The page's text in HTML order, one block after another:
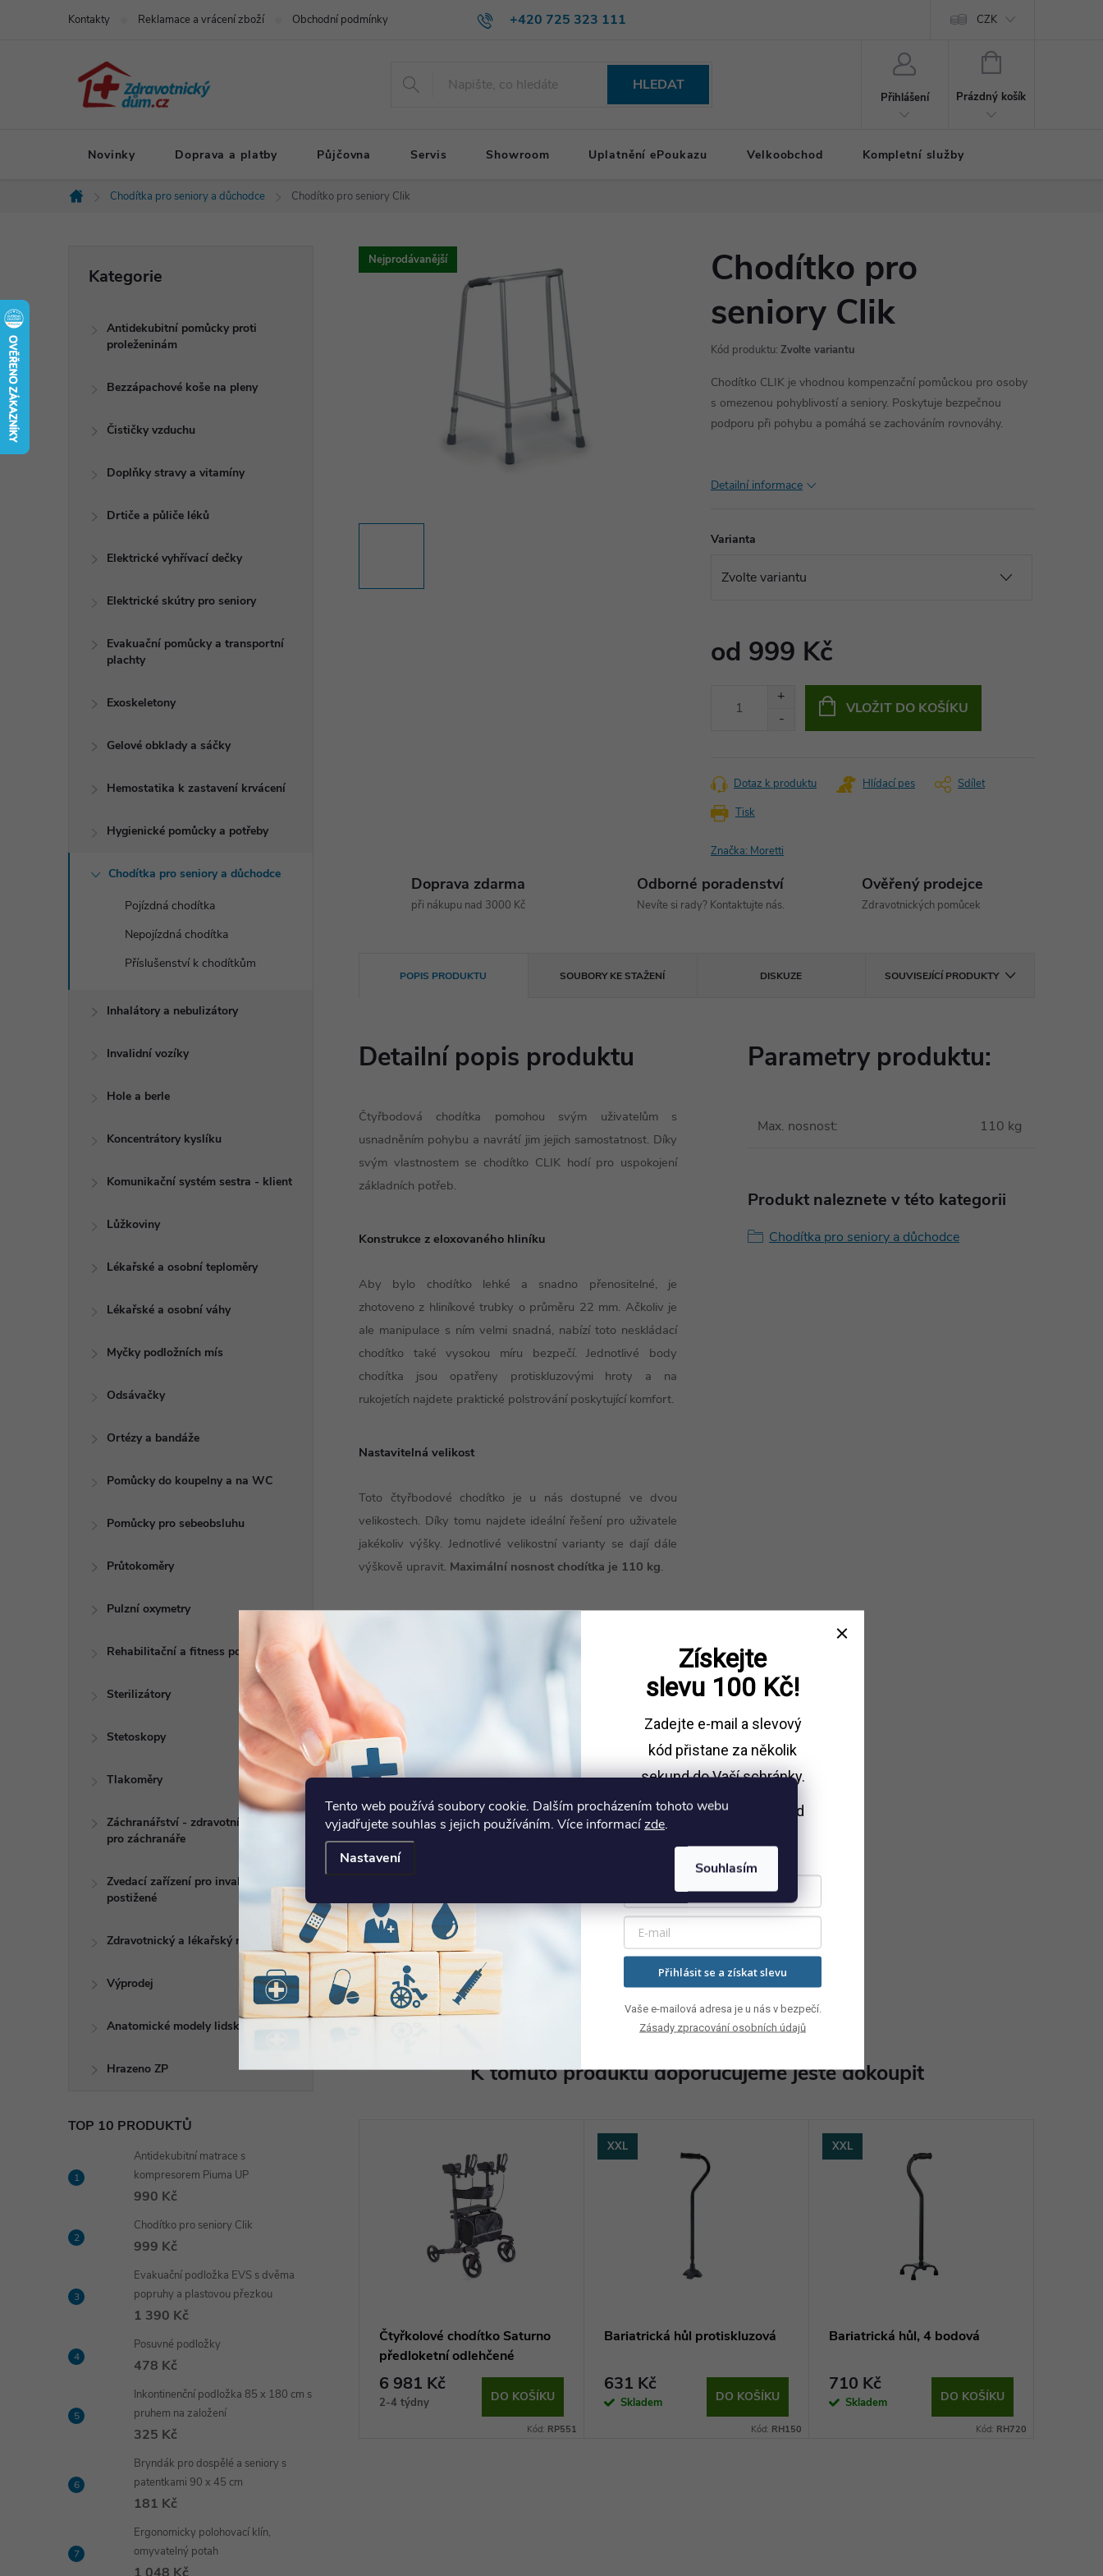
Tento web používá soubory cookie. Dalším procházením tohoto webu
vyjadřujete souhlas s jejich používáním. Více informacízde.
Nastavení
Souhlasím
+420 725 323 111
Kontakty Reklamace a vrácení zboží Obchodní podmínky CZK
HLEDAT
Přihlášení
NÁKUPNÍ
Prázdný košík
Novinky Doprava a platby Půjčovna Servis Showroom Uplatnění ePoukazu Velkoobchod Kompletní služby
Domů
Chodítka pro seniory a důchodce Chodítko pro seniory Clik
kategorie
Kategorie
Antidekubitní pomůcky proti
proleženinám
Bezzápachové koše na pleny
Čističky vzduchu
Doplňky stravy a vitamíny
Drtiče a půliče léků
Elektrické vyhřívací dečky
Elektrické skútry pro seniory
Evakuační pomůcky a transportní
plachty
Exoskeletony
Gelové obklady a sáčky
Hemostatika k zastavení krvácení
Hygienické pomůcky a potřeby
Chodítka pro seniory a důchodce
Pojízdná chodítka
Nepojízdná chodítka
Příslušenství k chodítkům
Inhalátory a nebulizátory
Invalidní vozíky
Hole a berle
Koncentrátory kyslíku
Komunikační systém sestra - klient
Lůžkoviny
Lékařské a osobní teploměry
Lékařské a osobní váhy
Myčky podložních mís
Odsávačky
Ortézy a bandáže
Pomůcky do koupelny a na WC
Pomůcky pro sebeobsluhu
Průtokoměry
Pulzní oxymetry
Rehabilitační a fitness pomůcky
Sterilizátory
Stetoskopy
Tlakoměry
Záchranářství - zdravotní potřeby
pro záchranáře
Zvedací zařízení pro invalidy a
postižené
Zdravotnický a lékařský nábytek
Výprodej
Anatomické modely lidského těla
Hrazeno ZP
TOP 10 PRODUKTŮ
Antidekubitní matrace s
kompresorem Piuma UP
990 Kč
Chodítko pro seniory Clik
999 Kč
Evakuační podložka EVS s dvěma
popruhy a plastovou přezkou
1 390 Kč
Posuvné podložky
478 Kč
Inkontinenční podložka 85 x 180 cm s
pruhem na založení
325 Kč
Bryndák pro dospělé a seniory s
patentkami 90 x 45 cm
181 Kč
Ergonomicky polohovací klín,
omyvatelný potah
Nejprodávanější
Chodítko pro
seniory Clik
Kód produktu: Zvolte variantu
Chodítko CLIK je vhodnou kompenzační pomůckou pro osoby
s omezenou pohyblivostí a seniory. Poskytuje bezpečnou
podporu při pohybu a pomáhá se zachováním rovnováhy.
Detailní informace
Varianta
od 999 Kč
VLOŽIT DO KOŠÍKU
Tisk
Dotaz k produktu Hlídací pes Sdílet
Značka: Moretti
Doprava zdarma
při nákupu nad 3000 Kč
Odborné poradenství
Nevíte si rady? Kontaktujte nás.
Ověřený prodejce
Zdravotnických pomůcek
POPIS PRODUKTU SOUBORY KE STAŽENÍ DISKUZE SOUVISEJÍCÍ PRODUKTY
Detailní popis produktu
Čtyřbodová chodítka pomohou svým uživatelům s
usnadněním pohybu a navrátí jim jejich samostatnost. Díky
svým vlastnostem se chodítko CLIK hodí pro uspokojení
základních potřeb.
Konstrukce z eloxovaného hliníku
Aby bylo chodítko lehké a snadno přenositelné, je
zhotoveno z hliníkové trubky o průměru 22 mm. Ačkoliv je
ale manipulace s ním velmi snadná, nabízí toto neskládací
chodítko také vysokou míru bezpečí. Jednotlivé body
chodítka jsou opatřeny protiskluzovými hroty a na
rukojetích najdete praktické polstrování poskytující komfort.
Nastavitelná velikost
Toto čtyřbodové chodítko je u nás dostupné ve dvou
velikostech. Díky tomu najdete ideální řešení pro uživatele
jakékoliv výšky. Jednotlivé velikostní varianty se dají dále
výškově upravit. Maximální nosnost chodítka je 110 kg.
Parametry produktu:
Max. nosnost: 110 kg
Produkt naleznete v této kategorii
Chodítka pro seniory a důchodce
K tomuto produktu doporučujeme ještě dokoupit
Čtyřkolové chodítko Saturno
předloketní odlehčené
6 981 Kč
2-4 týdny DO KOŠÍKU
Kód: RP551
XXL
Bariatrická hůl protiskluzová
631 Kč
Skladem DO KOŠÍKU
Kód: RH150
XXL
Bariatrická hůl, 4 bodová
710 Kč
Skladem DO KOŠÍKU
Kód: RH720
Získejte
slevu 100 Kč!
Zadejte e-mail a slevový
kód přistane za několik
sekund do Vaší schránky.
Sleva platí při nákupu
nad
Přihlásit se a získat slevu
Vaše e-mailová adresa je u nás v bezpečí.
Zásady zpracování osobních údajů